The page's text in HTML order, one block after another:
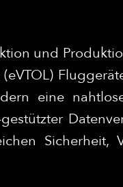
und
eine
Sicherheit,